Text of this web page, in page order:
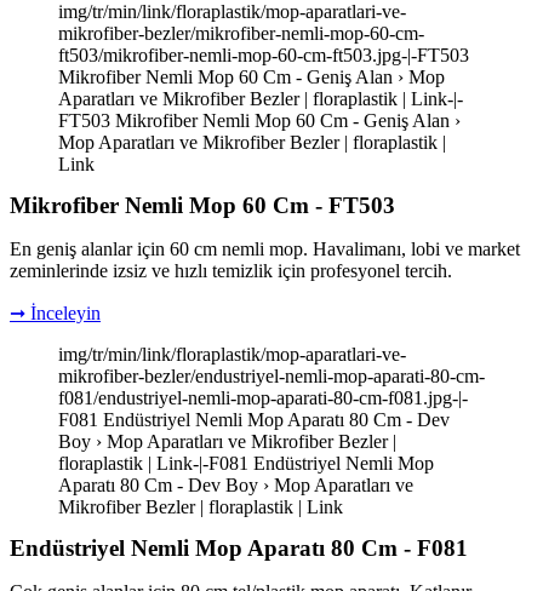
img/tr/min/link/floraplastik/mop-aparatlari-ve-
mikrofiber-bezler/mikrofiber-nemli-mop-60-cm-
ft503/mikrofiber-nemli-mop-60-cm-ft503.jpg-|-FT503
Mikrofiber Nemli Mop 60 Cm - Geniş Alan › Mop
Aparatları ve Mikrofiber Bezler | floraplastik | Link-|-
FT503 Mikrofiber Nemli Mop 60 Cm - Geniş Alan ›
Mop Aparatları ve Mikrofiber Bezler | floraplastik |
Link
Mikrofiber Nemli Mop 60 Cm - FT503
En geniş alanlar için 60 cm nemli mop. Havalimanı, lobi ve market
zeminlerinde izsiz ve hızlı temizlik için profesyonel tercih.
➞ İnceleyin
img/tr/min/link/floraplastik/mop-aparatlari-ve-
mikrofiber-bezler/endustriyel-nemli-mop-aparati-80-cm-
f081/endustriyel-nemli-mop-aparati-80-cm-f081.jpg-|-
F081 Endüstriyel Nemli Mop Aparatı 80 Cm - Dev
Boy › Mop Aparatları ve Mikrofiber Bezler |
floraplastik | Link-|-F081 Endüstriyel Nemli Mop
Aparatı 80 Cm - Dev Boy › Mop Aparatları ve
Mikrofiber Bezler | floraplastik | Link
Endüstriyel Nemli Mop Aparatı 80 Cm - F081